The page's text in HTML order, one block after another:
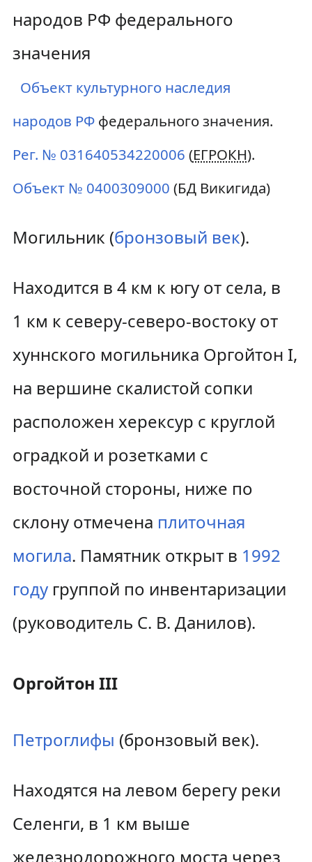
Объект культурного наследия
народов РФфедерального значения.
Рег. № 031640534220006 (ЕГРОКН).
Объект № 0400309000 (БД Викигида)
Могильник (бронзовый век).
Находится в 4 км к югу от села, в
1 км к северу-северо-востоку от
хуннского могильника Оргойтон I,
на вершине скалистой сопки
расположен херексур с круглой
оградкой и розетками с
восточной стороны, ниже по
склону отмечена плиточная
могила. Памятник открыт в 1992
годугруппой по инвентаризации
(руководитель С. В. Данилов).
Оргойтон III
Петроглифы (бронзовый век).
Находятся на левом берегу реки
Селенги, в 1 км выше
железнодорожного моста через